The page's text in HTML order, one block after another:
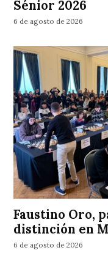
Sénior 2026
6 de agosto de 2026
Faustino Oro,
distinción en
6 de agosto de 2026